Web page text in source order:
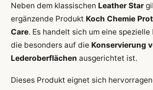
Neben dem klassischen Leather Star
ergänzende Produkt Koch Chemie
Care. Es handelt sich um eine spezielle
die besonders auf die Konservierung
Lederoberflächen ausgerichtet ist.
Dieses Produkt eignet sich